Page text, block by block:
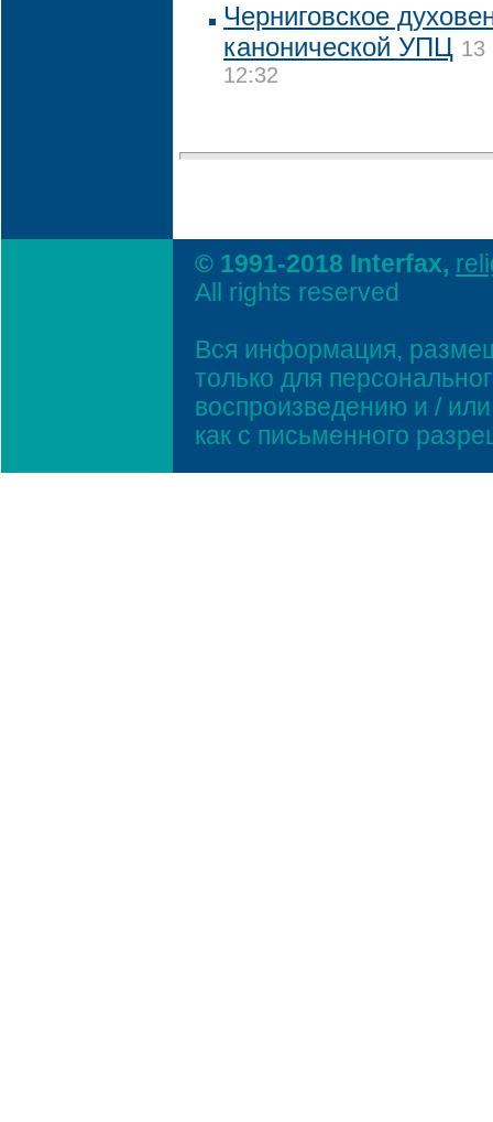
Черниговское
канонической УПЦ 13
12:32
© 1991-2018 Interfax,
All rights reserved
Вся информация,
только для
воспроизведению и /
как с письменного